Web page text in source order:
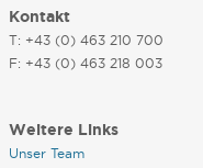
Kontakt
T: +43 (0) 463 210 700
F: +43 (0) 463 218 003
Weitere Links
Unser Team